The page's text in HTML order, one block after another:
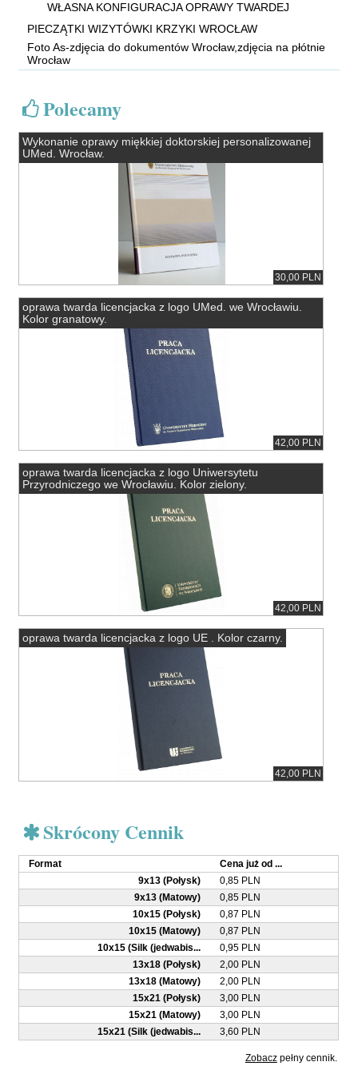
WŁASNA KONFIGURACJA OPRAWY TWARDEJ
PIECZĄTKI WIZYTÓWKI KRZYKI WROCŁAW
Foto As-zdjęcia do dokumentów Wrocław,zdjęcia na płótnie
Wrocław
Polecamy
Wykonanie oprawy miękkiej doktorskiej personalizowanej
UMed. Wrocław.
30,00 PLN
oprawa twarda licencjacka z logo UMed. we Wrocławiu.
Kolor granatowy.
42,00 PLN
oprawa twarda licencjacka z logo Uniwersytetu
Przyrodniczego we Wrocławiu. Kolor zielony.
42,00 PLN
oprawa twarda licencjacka z logo UE . Kolor czarny.
42,00 PLN
Skrócony Cennik
Format
Cena już od ...
9x13 (Połysk)
0,85 PLN
9x13 (Matowy)
0,85 PLN
10x15 (Połysk)
0,87 PLN
10x15 (Matowy)
0,87 PLN
10x15 (Silk (jedwabis...
0,95 PLN
13x18 (Połysk)
2,00 PLN
13x18 (Matowy)
2,00 PLN
15x21 (Połysk)
3,00 PLN
15x21 (Matowy)
3,00 PLN
15x21 (Silk (jedwabis...
3,60 PLN
Zobaczpełny cennik.